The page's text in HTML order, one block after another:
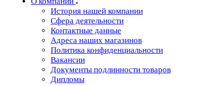
История нашей компании
Сфера деятельности
Контактные данные
Адреса наших магазинов
Политика конфиденциальности
Вакансии
Документы подлинности товаров
Дипломы